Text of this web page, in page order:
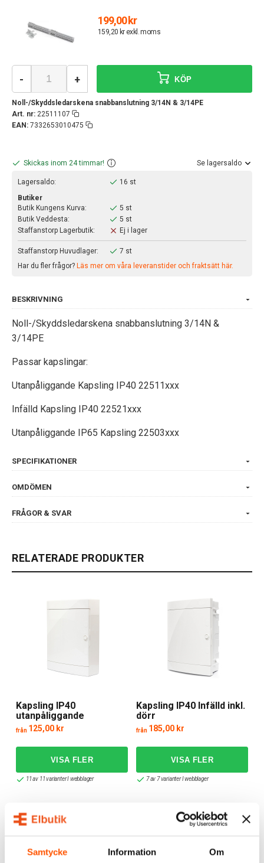
Samtycke Information Om
199,00 kr
159,20 kr exkl. moms
Noll-/Skyddsledarskena snabbanslutning 3/14N & 3/14PE
Art. nr: 22511107
EAN: 7332653010475
- + KÖP
Skickas inom 24 timmar! Se lagersaldo
Lagersaldo:
16 st
Butiker
Butik Kungens Kurva:
5 st
Butik Veddesta:
5 st
Staffanstorp Lagerbutik:
Ej i lager
Staffanstorp Huvudlager:
7 st
Har du fler frågor? Läs mer om våra leveranstider och fraktsätt här.
BESKRIVNING
Noll-/Skyddsledarskena snabbanslutning 3/14N &
3/14PE
Passar kapslingar:
Utanpåliggande Kapsling IP40 22511xxx
Infälld Kapsling IP40 22521xxx
Utanpåliggande IP65 Kapsling 22503xxx
SPECIFIKATIONER
OMDÖMEN
FRÅGOR & SVAR
RELATERADE PRODUKTER
Kapsling IP40
utanpåliggande
från 125,00 kr
11 av 11 varianter I webblager
Kapsling IP40 Infälld inkl.
dörr
från 185,00 kr
7 av 7 varianter I webblager